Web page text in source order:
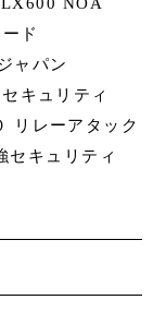
ド
ャパン
セキュリティ
リレーアタック
セキュリティ